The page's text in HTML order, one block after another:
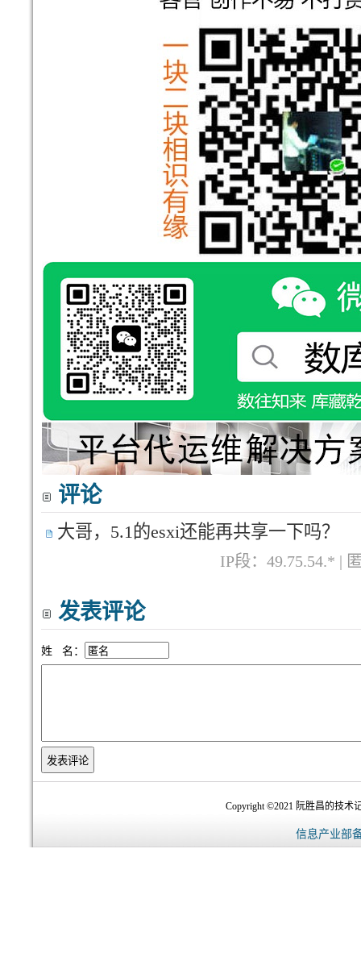
评论
大哥，5.1的esxi还能再共享一下吗？
IP段：49.75.54.* |
发表评论
姓 名：
Copyright ©2021 阮胜昌的技术
信息产业部